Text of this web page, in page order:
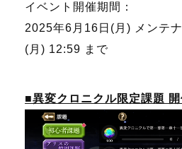
イベント開催期間：
2025年6月16日(月) メンテ
(月) 12:59 まで
■異変クロニクル限定課題 開